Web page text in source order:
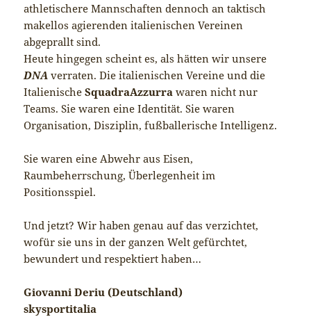
athletischere Mannschaften dennoch an taktisch
makellos agierenden italienischen Vereinen
abgeprallt sind.
Heute hingegen scheint es, als hätten wir unsere
DNA verraten. Die italienischen Vereine und die
Italienische SquadraAzzurra waren nicht nur
Teams. Sie waren eine Identität. Sie waren
Organisation, Disziplin, fußballerische Intelligenz.
Sie waren eine Abwehr aus Eisen,
Raumbeherrschung, Überlegenheit im
Positionsspiel.
Und jetzt? Wir haben genau auf das verzichtet,
wofür sie uns in der ganzen Welt gefürchtet,
bewundert und respektiert haben…
Giovanni Deriu (Deutschland)
skysportitalia